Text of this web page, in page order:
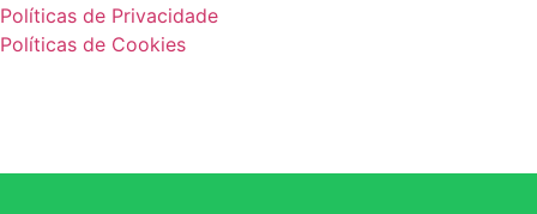
Políticas de Privacidade
Políticas de Cookies